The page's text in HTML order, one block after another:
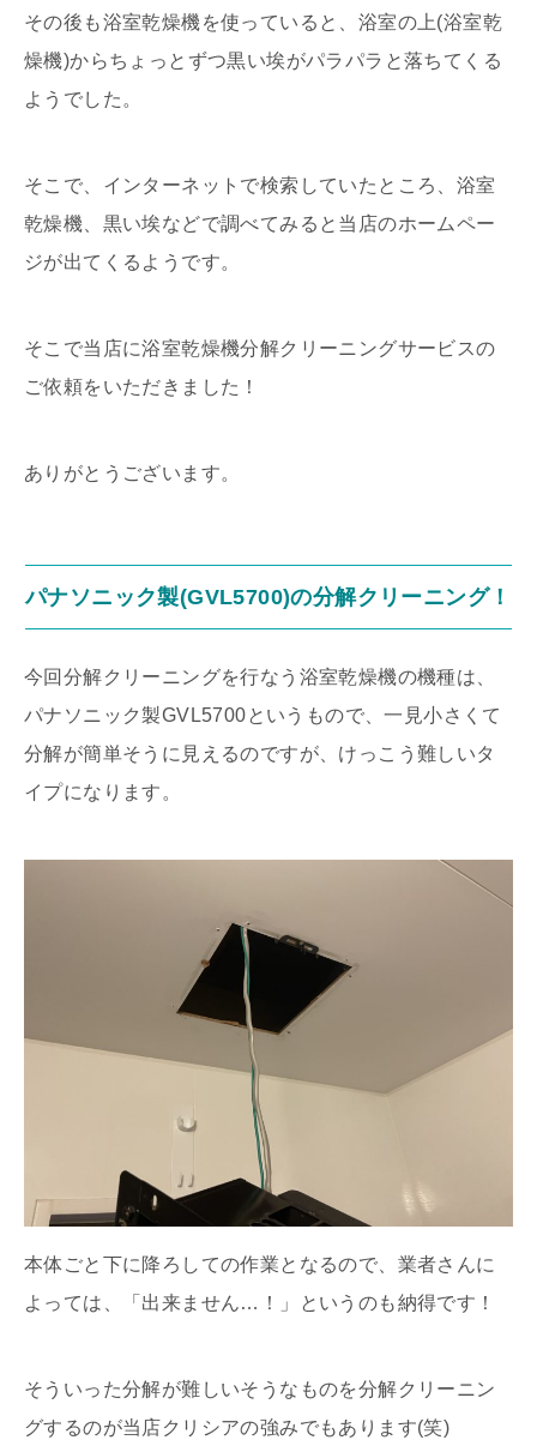
その後も浴室乾燥機を使っていると、浴室の上(浴室乾
燥機)からちょっとずつ黒い埃がパラパラと落ちてくる
ようでした。
そこで、インターネットで検索していたところ、浴室
乾燥機、黒い埃などで調べてみると当店のホームペー
ジが出てくるようです。
そこで当店に浴室乾燥機分解クリーニングサービスの
ご依頼をいただきました！
ありがとうございます。
パナソニック製(GVL5700)の分解クリーニング！
今回分解クリーニングを行なう浴室乾燥機の機種は、
パナソニック製GVL5700というもので、一見小さくて
分解が簡単そうに見えるのですが、けっこう難しいタ
イプになります。
本体ごと下に降ろしての作業となるので、業者さんに
よっては、「出来ません…！」というのも納得です！
そういった分解が難しいそうなものを分解クリーニン
グするのが当店クリシアの強みでもあります(笑)